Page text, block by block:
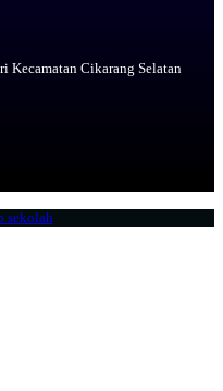
Kecamatan Cikarang Selatan
sekolah